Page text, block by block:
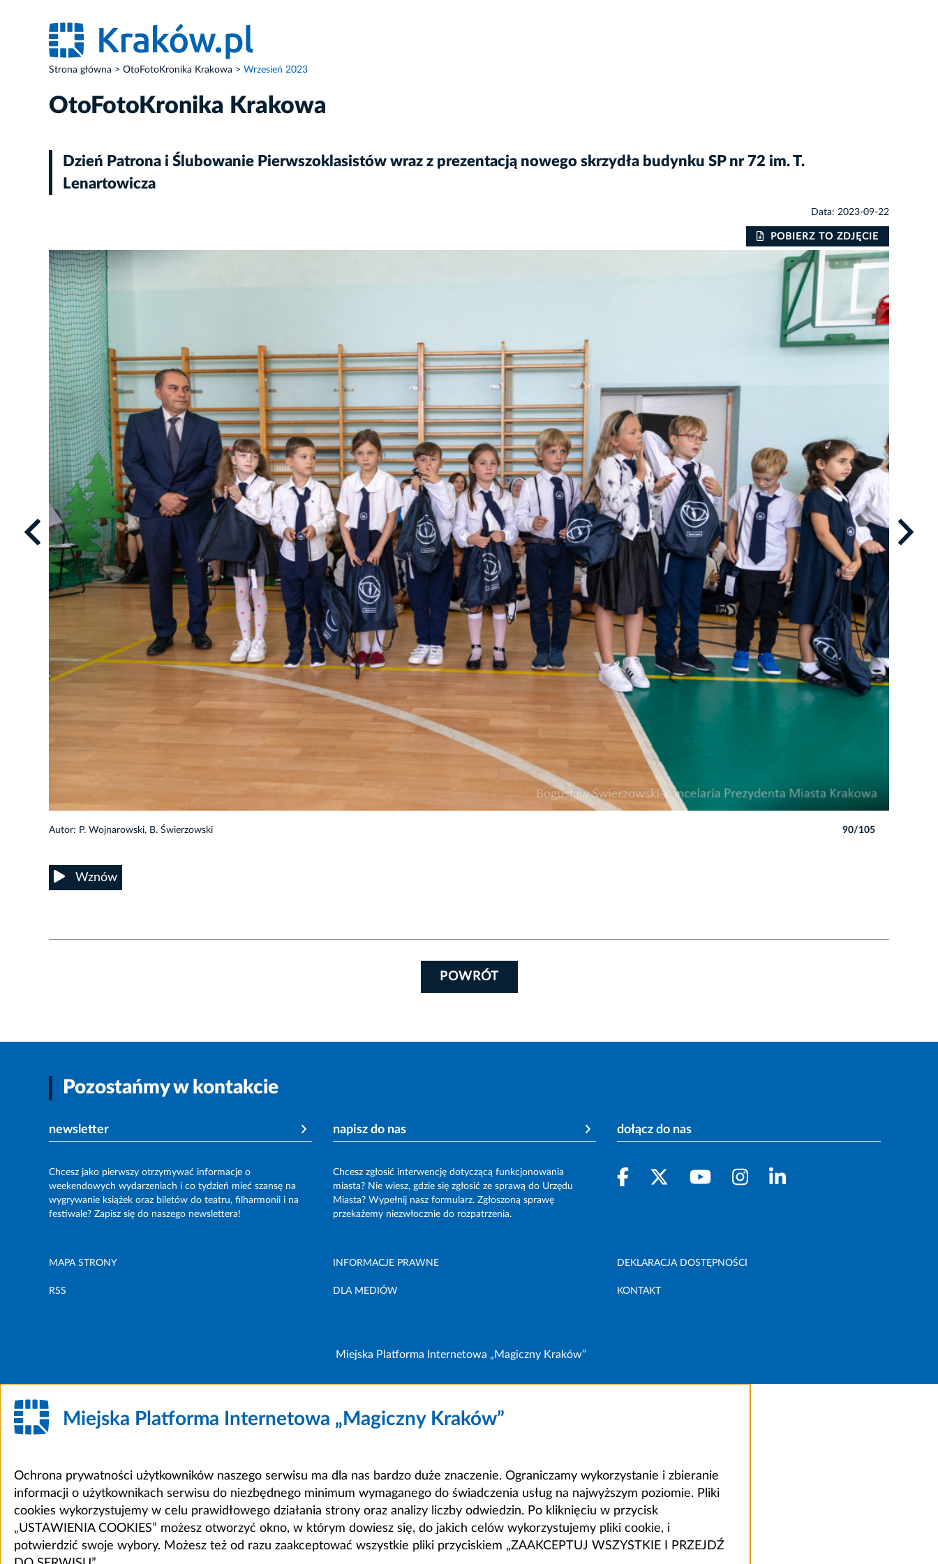
Strona główna OtoFotoKronika Krakowa Wrzesień 2023
OtoFotoKronika Krakowa
Dzień Patrona i Ślubowanie Pierwszoklasistów wraz z prezentacją nowego skrzydła budynku SP nr 72 im. T.
Lenartowicza
Data: 2023-09-22
POBIERZ TO ZDJĘCIE
Autor: P. Wojnarowski, B. Świerzowski 90/105
Wznów
POWRÓT
Pozostańmy w kontakcie
newsletter
Chcesz jako pierwszy otrzymywać informacje o
weekendowych wydarzeniach i co tydzień mieć szansę na
wygrywanie książek oraz biletów do teatru, filharmonii i na
festiwale? Zapisz się do naszego newslettera!
napisz do nas
Chcesz zgłosić interwencję dotyczącą funkcjonowania
miasta? Nie wiesz, gdzie się zgłosić ze sprawą do Urzędu
Miasta? Wypełnij nasz formularz. Zgłoszoną sprawę
przekażemy niezwłocznie do rozpatrzenia.
dołącz do nas
MAPA STRONY INFORMACJE PRAWNE DEKLARACJA DOSTĘPNOŚCI
RSS DLA MEDIÓW KONTAKT
Miejska Platforma Internetowa „Magiczny Kraków”
Miejska Platforma Internetowa „Magiczny Kraków”
Ochrona prywatności użytkowników naszego serwisu ma dla nas bardzo duże znaczenie. Ograniczamy wykorzystanie i zbieranie
informacji o użytkownikach serwisu do niezbędnego minimum wymaganego do świadczenia usług na najwyższym poziomie. Pliki
cookies wykorzystujemy w celu prawidłowego działania strony oraz analizy liczby odwiedzin. Po kliknięciu w przycisk
„USTAWIENIA COOKIES” możesz otworzyć okno, w którym dowiesz się, do jakich celów wykorzystujemy pliki cookie, i
potwierdzić swoje wybory. Możesz też od razu zaakceptować wszystkie pliki przyciskiem „ZAAKCEPTUJ WSZYSTKIE I PRZEJDŹ